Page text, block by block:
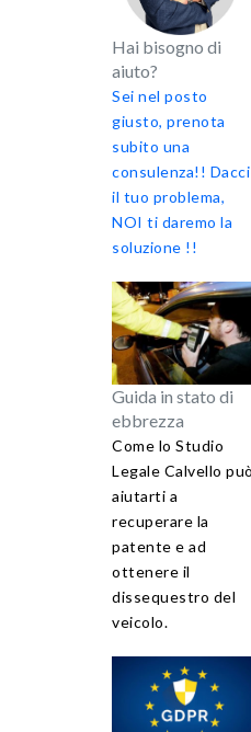
Hai bisogno di
aiuto?
Sei nel posto
giusto, prenota
subito una
consulenza!! Dacci
il tuo problema,
NOI ti daremo la
soluzione !!
Guida in stato di
ebbrezza
Come lo Studio
Legale Calvello può
aiutarti a
recuperare la
patente e ad
ottenere il
dissequestro del
veicolo.